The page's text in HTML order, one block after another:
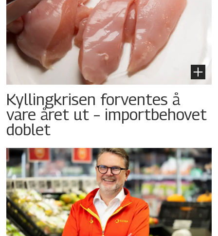
Kyllingkrisen forventes å
vare året ut – importbehovet
doblet